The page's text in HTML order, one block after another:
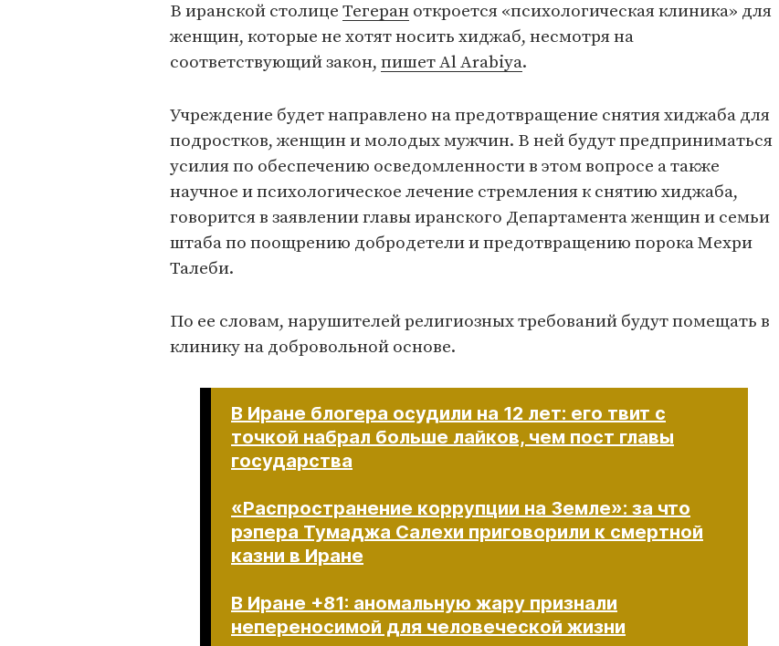
В иранской столице Тегеран откроется «психологическая клиника» для
женщин, которые не хотят носить хиджаб, несмотря на
соответствующий закон, пишет Al Arabiya.
Учреждение будет направлено на предотвращение снятия хиджаба для
подростков, женщин и молодых мужчин. В ней будут предприниматься
усилия по обеспечению осведомленности в этом вопросе а также
научное и психологическое лечение стремления к снятию хиджаба,
говорится в заявлении главы иранского Департамента женщин и семьи
штаба по поощрению добродетели и предотвращению порока Мехри
Талеби.
По ее словам, нарушителей религиозных требований будут помещать в
клинику на добровольной основе.
В Иране блогера осудили на 12 лет: его твит с
точкой набрал больше лайков, чем пост главы
государства
«Распространение коррупции на Земле»: за что
рэпера Тумаджа Салехи приговорили к смертной
казни в Иране
В Иране +81: аномальную жару признали
непереносимой для человеческой жизни